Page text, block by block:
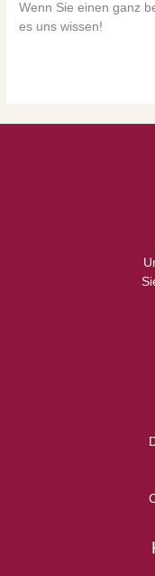
Wenn Sie einen ganz
es uns wissen!